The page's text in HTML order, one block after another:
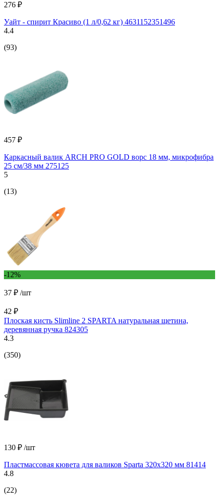
276 ₽
Уайт - спирит Красиво (1 л/0,62 кг) 4631152351496
4.4
(93)
457 ₽
Каркасный валик ARCH PRO GOLD ворс 18 мм, микрофибра
25 см/38 мм 275125
5
(13)
-12%
37 ₽ /шт
42 ₽
Плоская кисть Slimline 2 SPARTA натуральная щетина,
деревянная ручка 824305
4.3
(350)
130 ₽ /шт
Пластмассовая кювета для валиков Sparta 320х320 мм 81414
4.8
(22)